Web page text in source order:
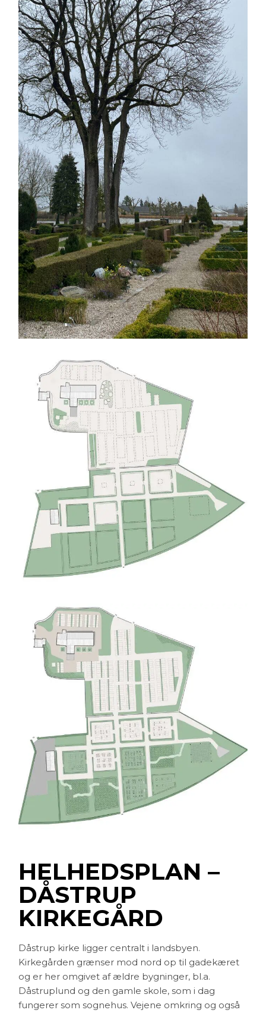
HELHEDSPLAN –
DÅSTRUP
KIRKEGÅRD
Dåstrup kirke ligger centralt i landsbyen.
Kirkegården grænser mod nord op til gadekæret
og er her omgivet af ældre bygninger, bl.a.
Dåstruplund og den gamle skole, som i dag
fungerer som sognehus. Vejene omkring og også